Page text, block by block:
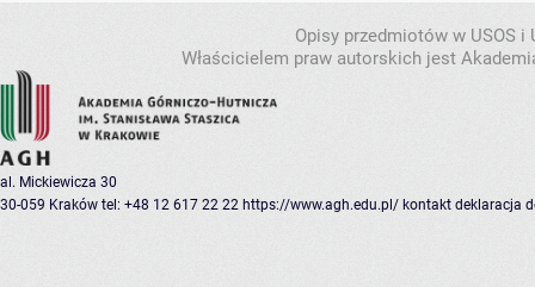
Opisy przedmiotów w USOS
Właścicielem praw autorskich jest
al. Mickiewicza 30
30-059 Kraków tel: +48 12 617 22 22 https://www.agh.edu.pl/ kontakt deklaracja